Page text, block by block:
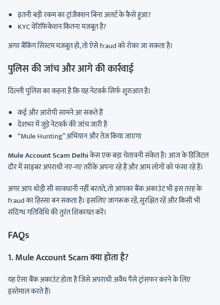
इतनी बड़ी रकम का ट्रांजैक्शन बिना अलर्ट के कैसे हुआ?
KYC वेरिफिकेशन कितना मजबूत है?
अगर बैंकिंग सिस्टम मजबूत हो, तो ऐसे fraud को रोका जा सकता है।
पुलिस की जांच और आगे की कार्रवाई
दिल्ली पुलिस का कहना है कि यह नेटवर्क सिर्फ शुरुआत है।
कई और आरोपी सामने आ सकते हैं
देशभर में जुड़े नेटवर्क की जांच जारी है
“Mule Hunting” अभियान और तेज किया जाएगा
Mule Account Scam Delhiकेस एक बड़ा चेतावनी संकेत है। आज के डिजिटल
दौर में साइबर अपराधी नए-नए तरीके अपना रहे हैं और आम लोगों को फंसा रहे हैं।
अगर आप थोड़ी सी सावधानी नहीं बरतते, तो आपका बैंक अकाउंट भी इस तरह के
fraud का हिस्सा बन सकता है। इसलिए जागरूक रहें, सुरक्षित रहें और किसी भी
संदिग्ध गतिविधि की तुरंत शिकायत करें।
FAQs
1. Mule Account Scam क्या होता है?
यह ऐसा बैंक अकाउंट होता है जिसे अपराधी अवैध पैसे ट्रांसफर करने के लिए
इस्तेमाल करते हैं।